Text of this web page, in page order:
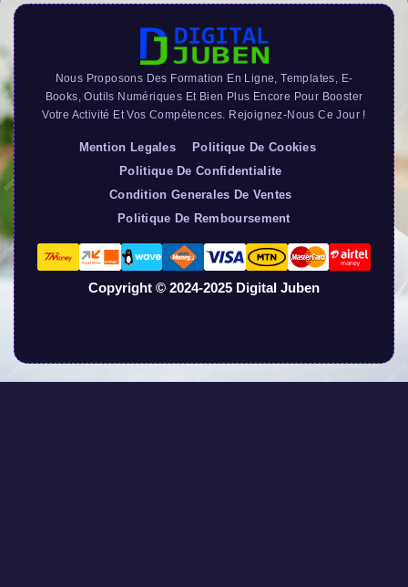
Nous Proposons Des Formation En Ligne, Templates, E-
Books, Outils Numériques Et Bien Plus Encore Pour Booster
Votre Activité Et Vos Compétences. Rejoignez-Nous Ce Jour !
Mention Legales
Politique De Cookies
Politique De Confidentialite
Condition Generales De Ventes
Politique De Remboursement
Copyright © 2024-2025 Digital Juben